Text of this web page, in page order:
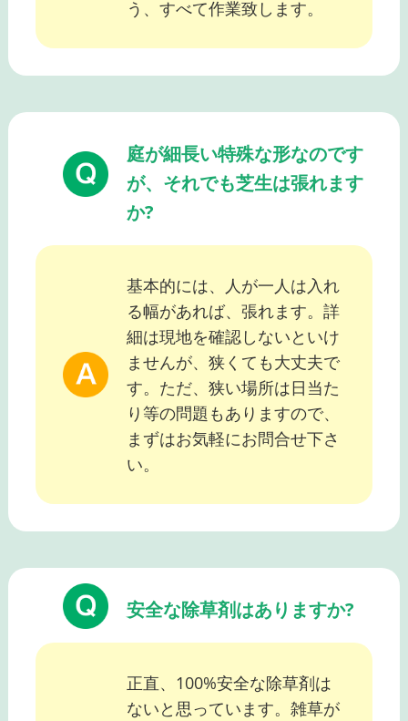
う、すべて作業致します。
庭が細長い特殊な形なのです
が、それでも芝生は張れます
か?
基本的には、人が一人は入れ
る幅があれば、張れます。詳
細は現地を確認しないといけ
ませんが、狭くても大丈夫で
す。ただ、狭い場所は日当た
り等の問題もありますので、
まずはお気軽にお問合せ下さ
い。
安全な除草剤はありますか?
正直、100%安全な除草剤は
ないと思っています。雑草が